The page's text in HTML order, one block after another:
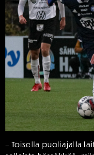
– Toisella puoliajalla